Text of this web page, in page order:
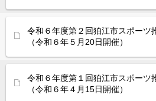
令和６年度第２回狛江市スポーツ
（令和６年５月20日開催）
令和６年度第１回狛江市スポーツ
（令和６年４月15日開催）